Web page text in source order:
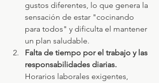
gustos diferentes, lo que genera la
sensación de estar "cocinando
para todos" y dificulta el mantener
un plan saludable.
Falta de tiempo por el trabajo y las
responsabilidades diarias.
Horarios laborales exigentes,